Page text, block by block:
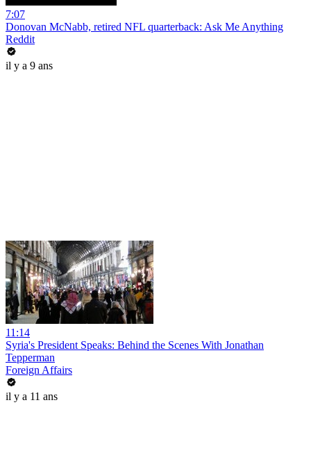
7:07
Donovan McNabb, retired NFL quarterback: Ask Me Anything
Reddit
il y a 9 ans
11:14
Syria's President Speaks: Behind the Scenes With Jonathan
Tepperman
Foreign Affairs
il y a 11 ans